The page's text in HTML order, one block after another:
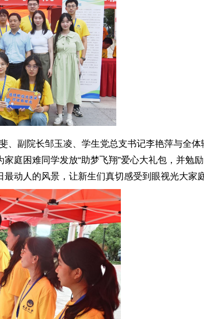
副院长邹玉凌、学生党总支书记李艳萍与全体
庭困难同学发放“助梦飞翔”爱心大礼包，并勉
动人的风景，让新生们真切感受到眼视光大家